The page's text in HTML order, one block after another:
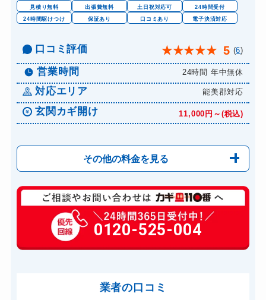
見積り無料 出張費無料 土日祝対応可
24時間受付
24時間駆けつけ
保証あり 口コミあり 電子決済対応
口コミ評価 ★★★★★ 5 (6)
営業時間 24時間 年中無休
対応エリア 能美郡対応
玄関カギ開け 11,000円～(税込)
その他の料金を見る
玄関カギ修理 6,600円～(税込)
玄関カギ交換 14,300円～(税込)
車カギ開け 別途お見積り
スーツケースカギ開け
0120-525-004
業者の口コミ